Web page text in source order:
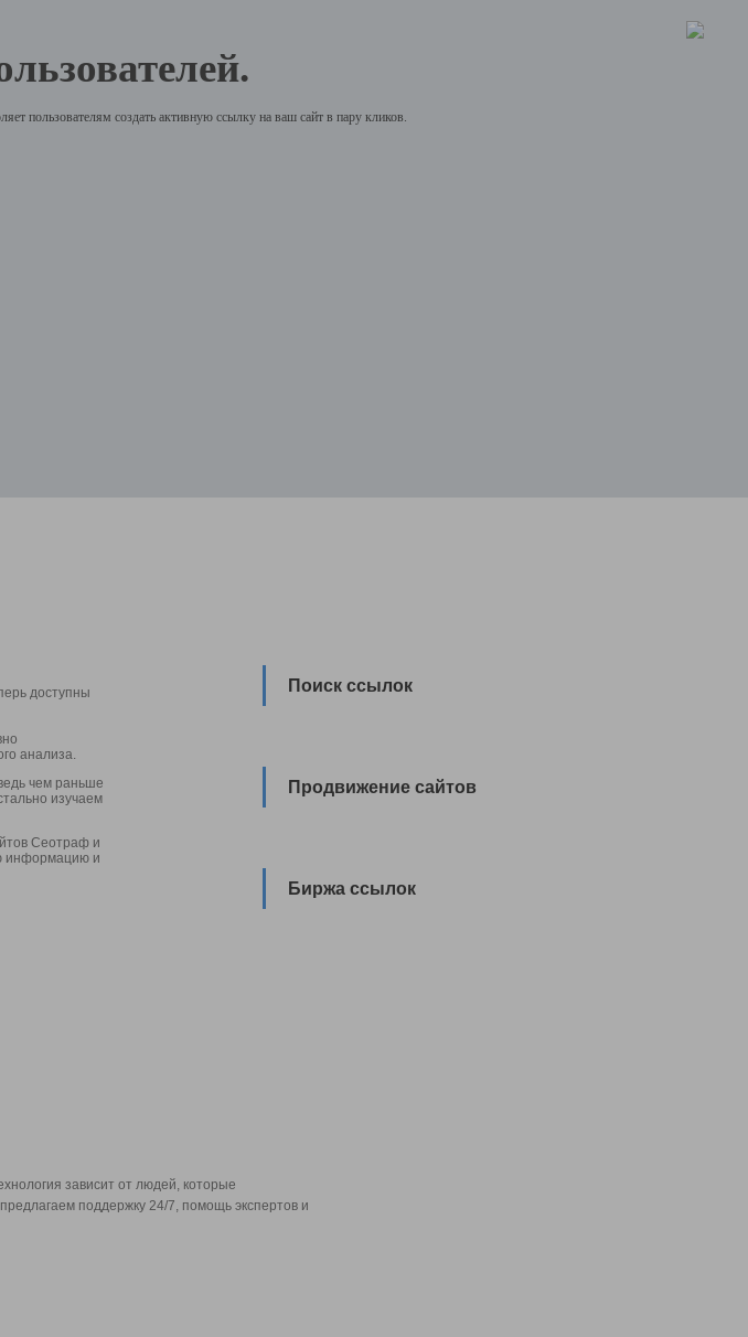
пользователям создать активную ссылку на ваш сайт в пару кликов.
доступны
анализа.
чем раньше
изучаем
Сеотраф и
информацию и
Поиск ссылок
Продвижение сайтов
Биржа ссылок
зависит от людей, которые
поддержку 24/7, помощь экспертов и